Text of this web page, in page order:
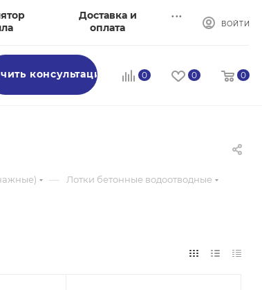
Доставка и
оплата
...
ВОЙТИ
консультацию 0 0 0
— Лотки бетонные водоотводные